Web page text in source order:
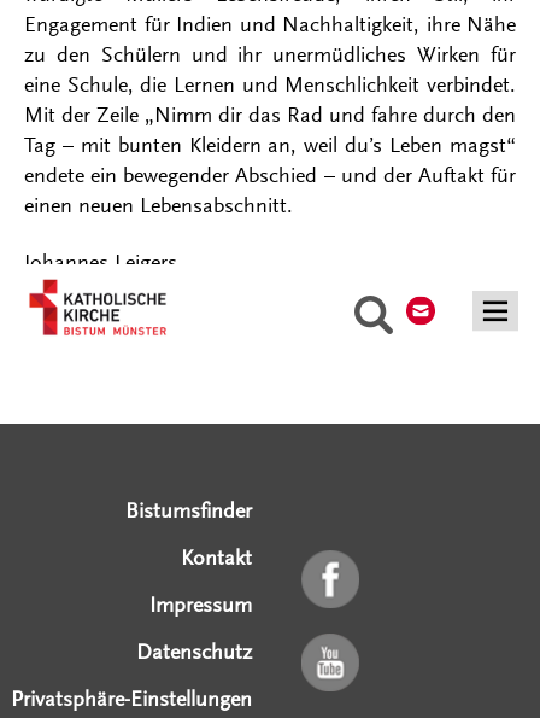
Suche
Engagement für Indien und Nachhaltigkeit, ihre Nähe
zu den Schülern und ihr unermüdliches Wirken für
eine Schule, die Lernen und Menschlichkeit verbindet.
Mit der Zeile „Nimm dir das Rad und fahre durch den
Tag – mit bunten Kleidern an, weil du’s Leben magst“
endete ein bewegender Abschied – und der Auftakt für
einen neuen Lebensabschnitt.
Johannes Leigers
Bistumsfinder
Kontakt
Impressum
Datenschutz
Privatsphäre-Einstellungen